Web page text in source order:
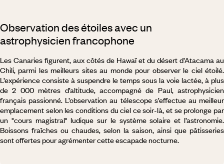
Observation des étoiles avec un
astrophysicien francophone
Les Canaries figurent, aux côtés de Hawaï et du désert d’Atacama au
Chili, parmi les meilleurs sites au monde pour observer le ciel étoilé.
L’expérience consiste à suspendre le temps sous la voie lactée, à plus
de 2 000 mètres d’altitude, accompagné de Paul, astrophysicien
français passionné. L’observation au télescope s’effectue au meilleur
emplacement selon les conditions du ciel ce soir-là, et se prolonge par
un "cours magistral" ludique sur le système solaire et l’astronomie.
Boissons fraîches ou chaudes, selon la saison, ainsi que pâtisseries
sont offertes pour agrémenter cette escapade nocturne.